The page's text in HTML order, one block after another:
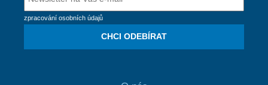
zpracování osobních údajů
CHCI ODEBÍRAT